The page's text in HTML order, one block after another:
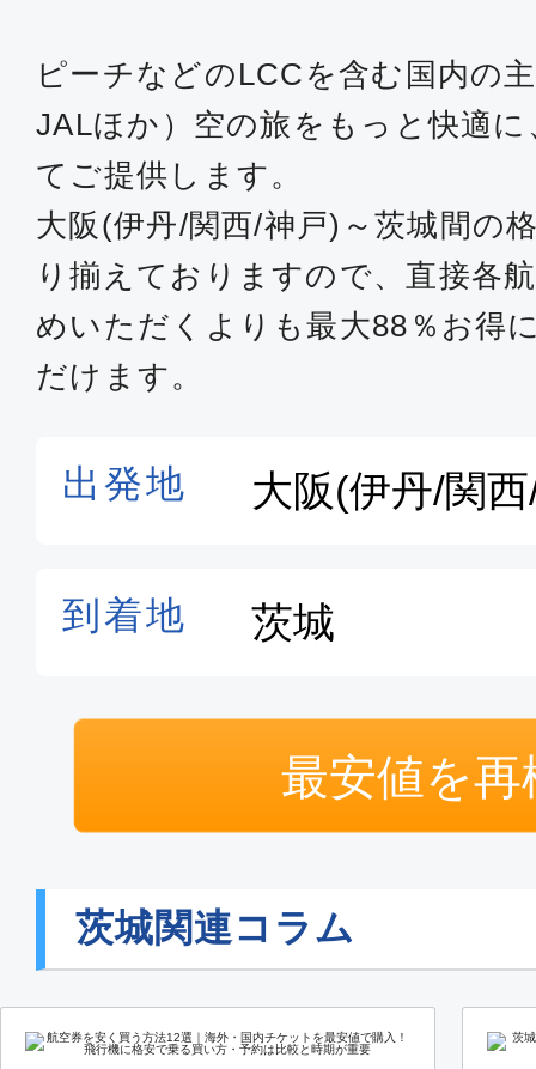
ピーチなどのLCCを含む国内の
JALほか）空の旅をもっと快適
てご提供します。
大阪(伊丹/関西/神戸)～茨城間の
り揃えておりますので、直接各
めいただくよりも最大88％お得
だけます。
最安値を再
茨城関連コラム